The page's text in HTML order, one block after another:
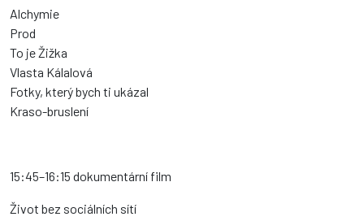
Alchymie
Prod
To je Žižka
Vlasta Kálalová
Fotky, který bych ti ukázal
Kraso-bruslení
15:45–16:15 dokumentární film
Život bez sociálních sítí